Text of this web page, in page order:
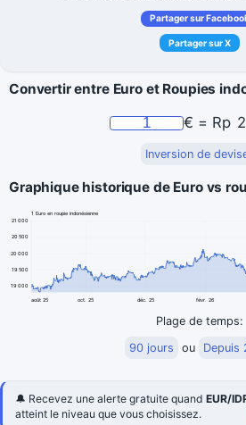
Partager sur
Partager sur X
Convertir entre Euro et Roupies
€ = Rp
Inversion de
Graphique historique de Euro vs
19 000
19 500
20 000
20 500
21 000
août 25 oct. 25 déc. 25 févr. 26
1 Euro en roupie indonésienne
Plage de temps:
90 jours
ou Depuis
🔔 Recevez une alerte gratuite quand EUR/
atteint le niveau que vous choisissez.